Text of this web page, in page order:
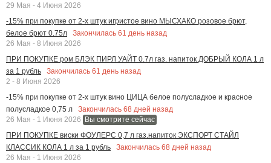
29 Мая - 4 Июня 2026
-15% при покупке от 2-х штук игристое вино МЫСХАКО розовое брют,
белое брют 0.75л
Закончилась 61 день назад
26 Мая - 8 Июня 2026
ПРИ ПОКУПКЕ ром БЛЭК ПИРЛ УАЙТ 0.7л газ. напиток ДОБРЫЙ КОЛА 1 л
за 1 рубль
Закончилась 61 день назад
2 - 8 Июня 2026
-15% при покупке от 2-х штук вино ЦИЦА белое полусладкое и красное
полусладкое 0,75 л
Закончилась 68 дней назад
26 Мая - 1 Июня 2026
Вы смотрите сейчас
ПРИ ПОКУПКЕ виски ФОУЛЕРС 0,7 л газ.напиток ЭКСПОРТ СТАЙЛ
КЛАССИК КОЛА 1 л за 1 рубль
Закончилась 68 дней назад
26 Мая - 1 Июня 2026